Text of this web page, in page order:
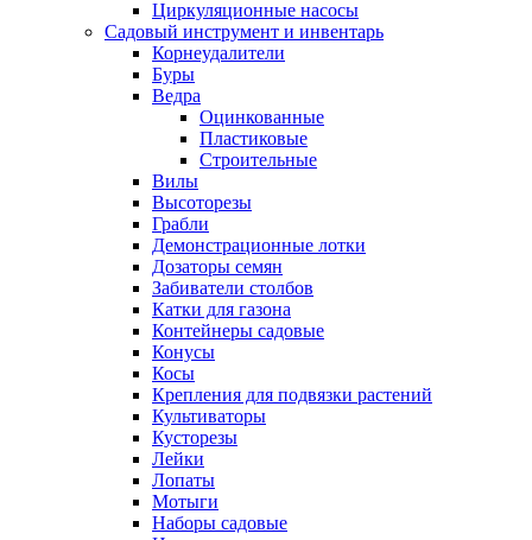
Циркуляционные насосы
Садовый инструмент и инвентарь
Корнеудалители
Буры
Ведра
Оцинкованные
Пластиковые
Строительные
Вилы
Высоторезы
Грабли
Демонстрационные лотки
Дозаторы семян
Забиватели столбов
Катки для газона
Контейнеры садовые
Конусы
Косы
Крепления для подвязки растений
Культиваторы
Кусторезы
Лейки
Лопаты
Мотыги
Наборы садовые